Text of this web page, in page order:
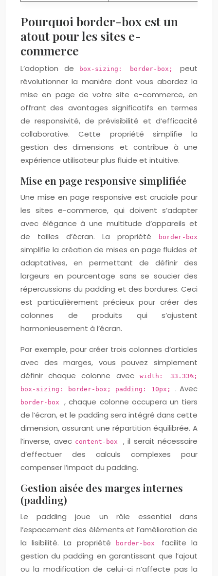
Pourquoi border-box est un
atout pour les sites e-
commerce
L’adoption de box-sizing: border-box; peut
révolutionner la manière dont vous abordez la
mise en page de votre site e-commerce, en
offrant des avantages significatifs en termes
de responsivité, de prévisibilité et d’efficacité
collaborative. Cette propriété simplifie la
gestion des dimensions et contribue à une
expérience utilisateur plus fluide et intuitive.
Mise en page responsive simplifiée
Une mise en page responsive est cruciale pour
les sites e-commerce, qui doivent s’adapter
avec élégance à une multitude d’appareils et
de tailles d’écran. La propriété
border-box
simplifie la création de mises en page fluides et
adaptatives, en permettant de définir des
largeurs en pourcentage sans se soucier des
répercussions du padding et des bordures. Ceci
est particulièrement précieux pour créer des
colonnes de produits qui s’ajustent
harmonieusement à l’écran.
Par exemple, pour créer trois colonnes d’articles
avec des marges, vous pouvez simplement
définir chaque colonne avec
width: 33.33%;
box-sizing: border-box; padding: 10px; . Avec
border-box, chaque colonne occupera un tiers
de l’écran, et le padding sera intégré dans cette
dimension, assurant une répartition équilibrée. A
l’inverse, avec content-box , il serait nécessaire
d’effectuer des calculs complexes pour
compenser l’impact du padding.
Gestion aisée des marges internes
(padding)
Le padding joue un rôle essentiel dans
l’espacement des éléments et l’amélioration de
la lisibilité. La propriété
border-box facilite la
gestion du padding en garantissant que l’ajout
ou la modification de celui-ci n’affecte pas la